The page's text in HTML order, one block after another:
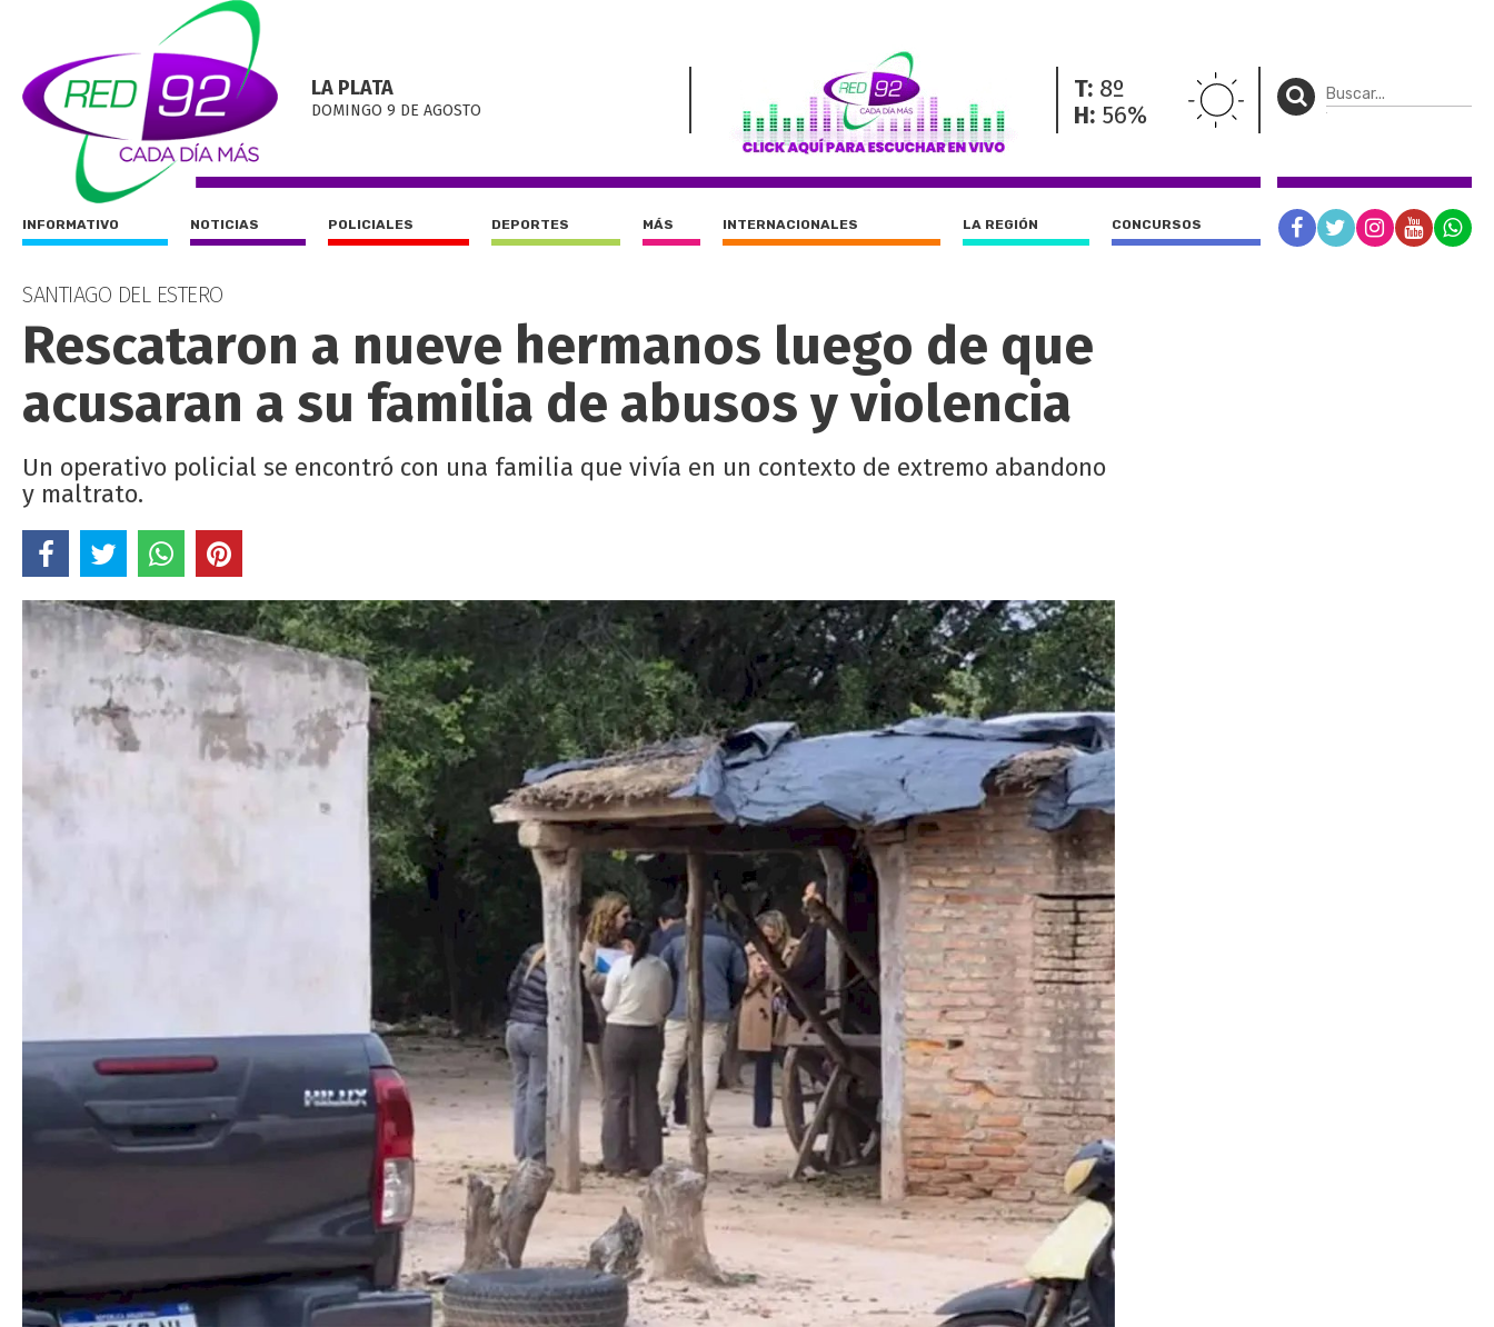
LA PLATA
DOMINGO 9 DE AGOSTO
T: 8º
H: 56%
INFORMATIVO NOTICIAS POLICIALES DEPORTES MÁS INTERNACIONALES LA REGIÓN CONCURSOS
SANTIAGO DEL ESTERO
Rescataron a nueve hermanos luego de que
acusaran a su familia de abusos y violencia
Un operativo policial se encontró con una familia que vivía en un contexto de extremo abandono
y maltrato.